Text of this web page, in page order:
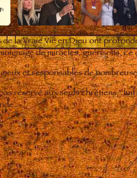
de la Vraie Vie en Dieu ont
de miracles, guérisons,
et responsables de
réservé aux seuls chrétiens.